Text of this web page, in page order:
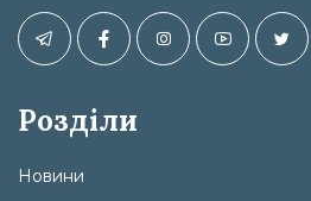
Розділи
Новини